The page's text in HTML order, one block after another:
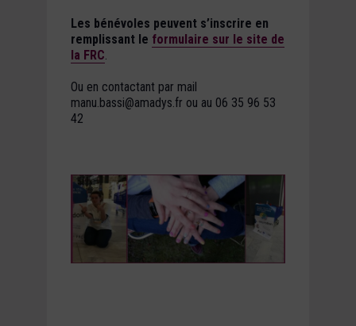
Les bénévoles peuvent s’inscrire en
remplissant le formulaire sur le site de
la FRC
Ou en contactant par mail
manu.bassi@amadys.fr ou au 06 35 96 53
42